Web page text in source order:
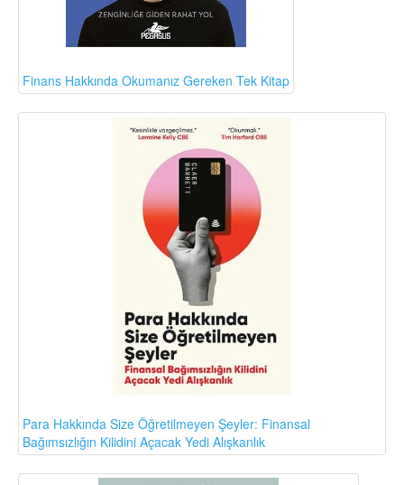
Finans Hakkında Okumanız Gereken Tek Kitap
Para Hakkında Size Öğretilmeyen Şeyler: Finansal
Bağımsızlığın Kilidini Açacak Yedi Alışkanlık